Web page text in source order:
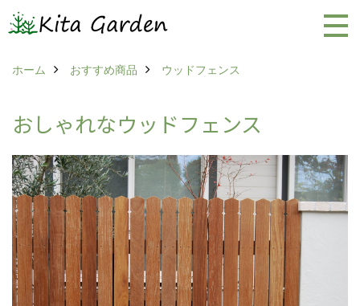
ホーム おすすめ商品 ウッドフェンス
おしゃれなウッドフェンス